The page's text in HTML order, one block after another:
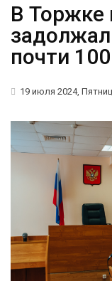
В Торжке
почти
19 июля 2024,